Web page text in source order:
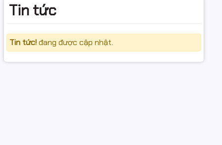
Tin tức
Tin tức!đang được cập nhật.